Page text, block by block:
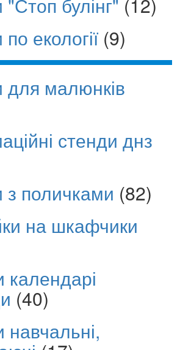
булінг" (12)
екології (9)
для малюнків
стенди днз
поличками (82)
на шкафчики
календарі
(40)
навчальні,